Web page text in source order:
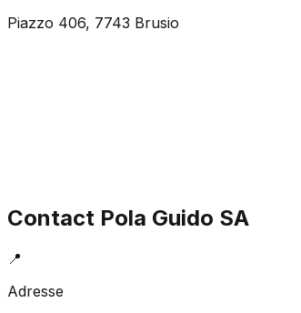
Piazzo 406, 7743 Brusio
Contact Pola Guido SA
📍
Adresse